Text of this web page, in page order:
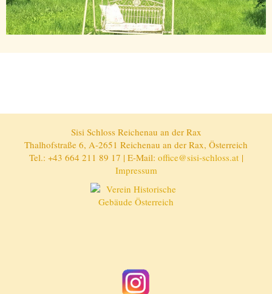
Sisi Schloss Reichenau an der Rax
Thalhofstraße 6, A-2651 Reichenau an der Rax, Österreich
Tel.: +43 664 211 89 17 | E-Mail: office@sisi-schloss.at|
Impressum